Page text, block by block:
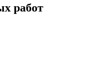
работ